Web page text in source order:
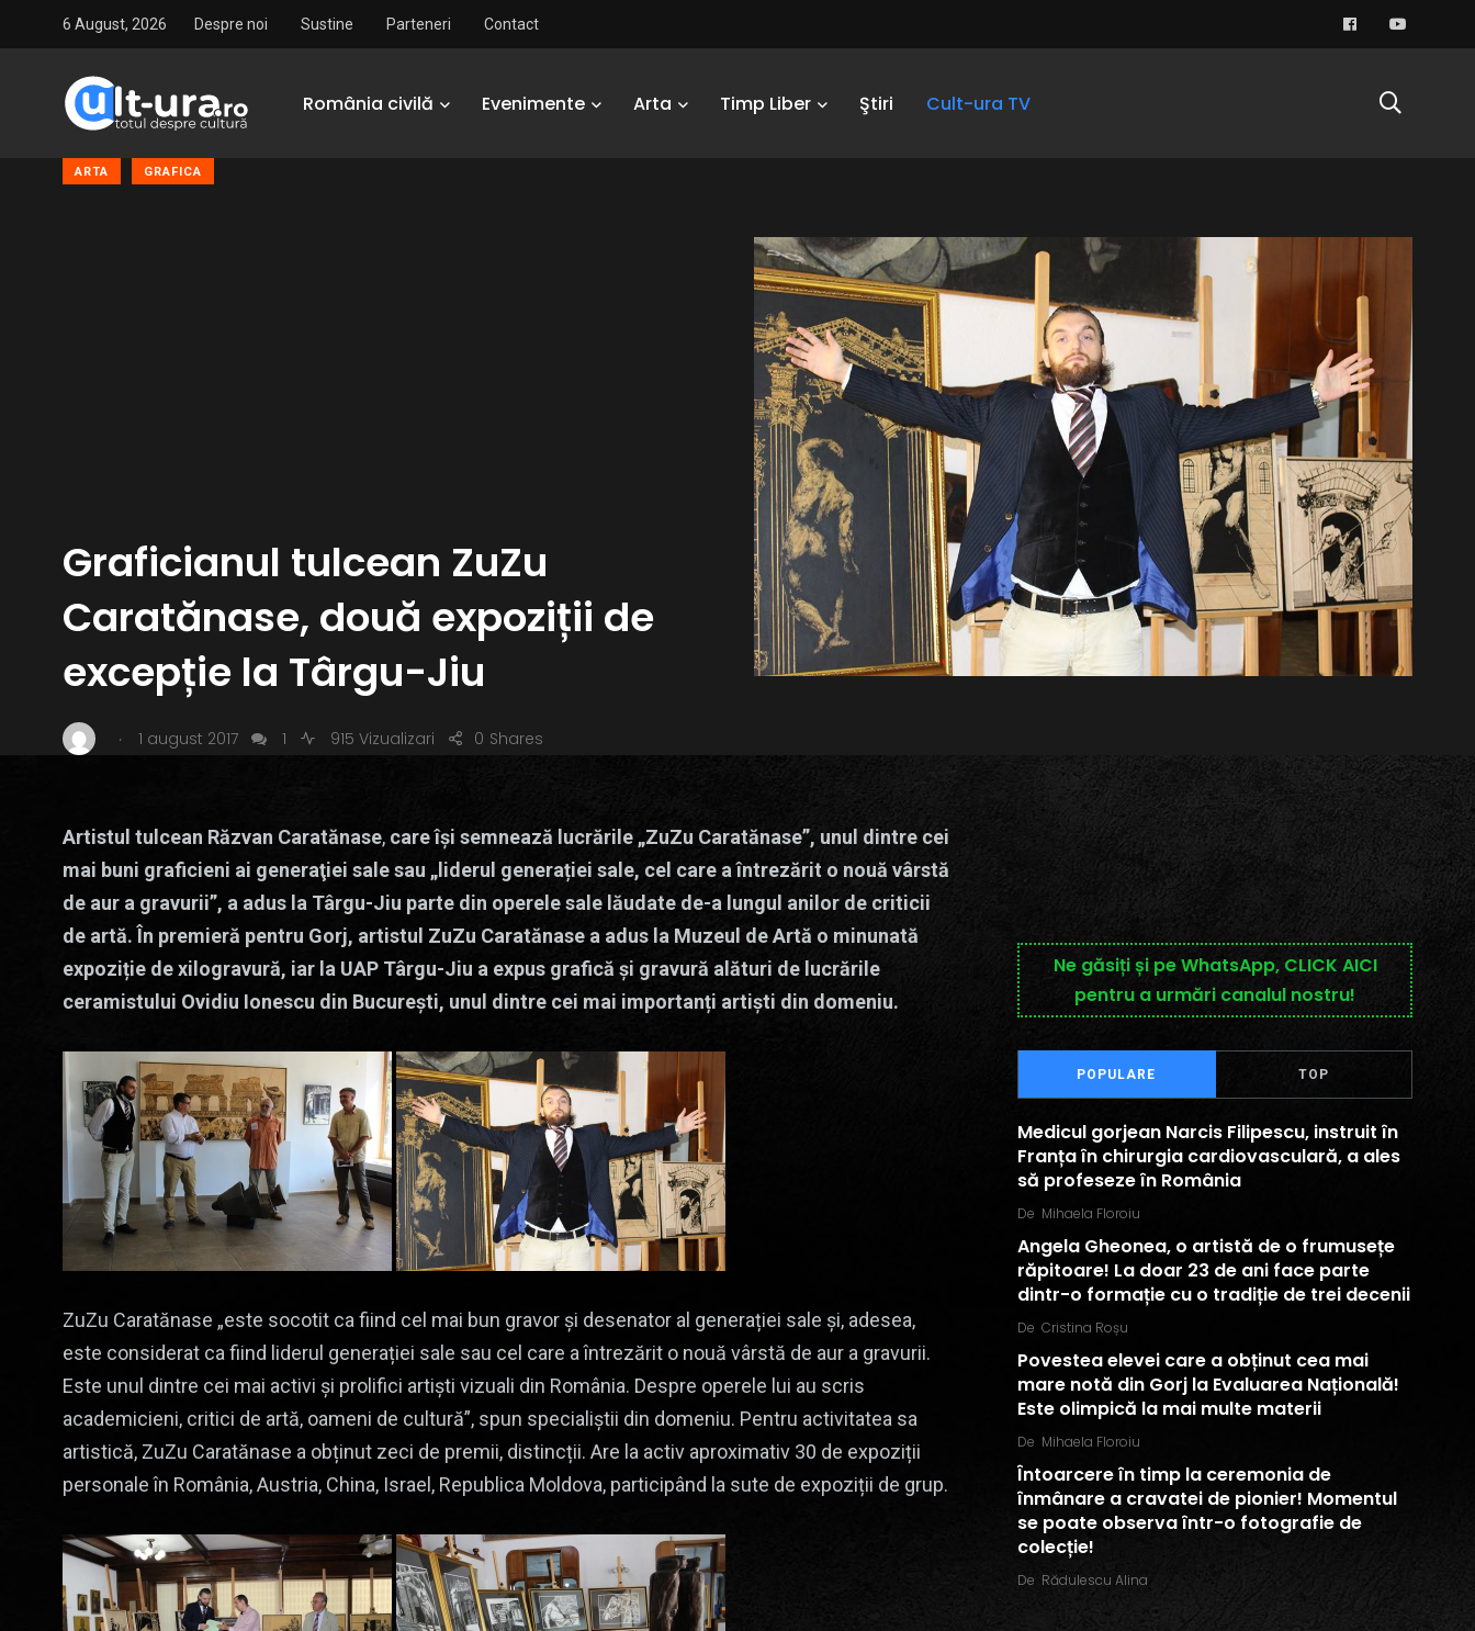
6 August, 2026 Despre noi Sustine Parteneri Contact
România civilă Evenimente Arta Timp Liber Ştiri Cult-ura TV
ARTA GRAFICA
Graficianul tulcean ZuZu
Caratănase, două expoziții de
excepție la Târgu-Jiu
. 1 august 2017 1 915 Vizualizari Shares
0
Artistul tulcean Răzvan Caratănase, care îşi semnează lucrările „ZuZu Caratănase”, unul dintre cei
mai buni graficieni ai generaţiei sale sau „liderul generației sale, cel care a întrezărit o nouă vârstă
de aur a gravurii”, a adus la Târgu-Jiu parte din operele sale lăudate de-a lungul anilor de criticii
de artă. În premieră pentru Gorj, artistul ZuZu Caratănase a adus la Muzeul de Artă o minunată
expoziție de xilogravură, iar la UAP Târgu-Jiu a expus grafică și gravură alături de lucrările
ceramistului Ovidiu Ionescu din București, unul dintre cei mai importanți artiști din domeniu.
ZuZu Caratănase „este socotit ca fiind cel mai bun gravor și desenator al generației sale și, adesea,
este considerat ca fiind liderul generației sale sau cel care a întrezărit o nouă vârstă de aur a gravurii.
Este unul dintre cei mai activi și prolifici artiști vizuali din România. Despre operele lui au scris
academicieni, critici de artă, oameni de cultură”, spun specialiștii din domeniu. Pentru activitatea sa
artistică, ZuZu Caratănase a obținut zeci de premii, distincții. Are la activ aproximativ 30 de expoziții
personale în România, Austria, China, Israel, Republica Moldova, participând la sute de expoziții de grup.
Ne găsiți și pe WhatsApp, CLICK AICI
pentru a urmări canalul nostru!
POPULARE TOP
Medicul gorjean Narcis Filipescu, instruit în
Franța în chirurgia cardiovasculară, a ales
să profeseze în România
De Mihaela Floroiu
Angela Gheonea, o artistă de o frumusețe
răpitoare! La doar 23 de ani face parte
dintr-o formație cu o tradiție de trei decenii
De Cristina Roșu
Povestea elevei care a obținut cea mai
mare notă din Gorj la Evaluarea Națională!
Este olimpică la mai multe materii
De Mihaela Floroiu
Întoarcere în timp la ceremonia de
înmânare a cravatei de pionier! Momentul
se poate observa într-o fotografie de
colecție!
De Rădulescu Alina